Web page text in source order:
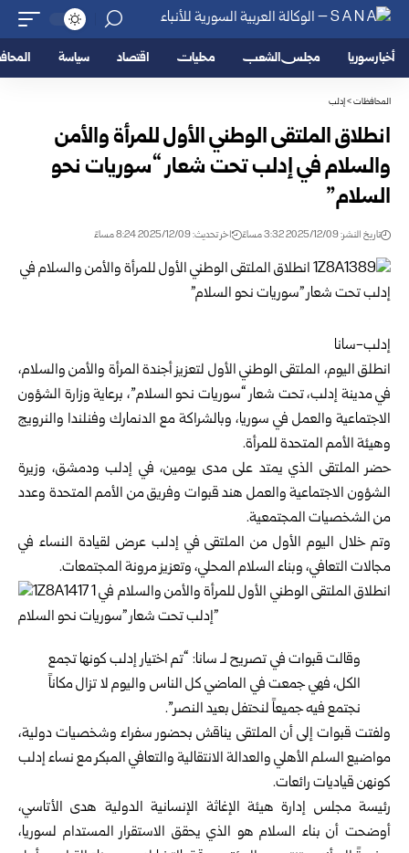
أخبار سوريا مجلس الشعب محليات اقتصاد سياسة
المحافظات>إدلب
انطلاق الملتقى الوطني الأول للمرأة والأمن
والسلام في إدلب تحت شعار “سوريات نحو
السلام”
تاريخ النشر: 2025/12/09 3:32 مساءً اخر تحديث: 2025/12/09 8:24 مساءً
إدلب-سانا
انطلق اليوم، الملتقى الوطني الأول لتعزيز أجندة المرأة والأمن والسلام،
في مدينة إدلب، تحت شعار “سوريات نحو السلام”، برعايةوزارة الشؤون
الاجتماعية والعمل في سوريا، وبالشراكة مع الدنمارك وفنلندا والنرويج
وهيئة الأمم المتحدة للمرأة.
حضر الملتقى الذي يمتد على مدى يومين، في إدلب ودمشق، وزيرة
الشؤون الاجتماعيةوالعمل هند قبوات وفريق من الأمم المتحدة وعدد
من الشخصيات المجتمعية.
وتم خلال اليوم الأول من الملتقى في إدلب عرض لقيادة النساء في
مجالات التعافي، وبناء السلام المحلي، وتعزيز مرونة المجتمعات.
وقالت قبوات في تصريح لـ سانا: “تم اختيار إدلب كونها تجمع
الكل، فهي جمعت في الماضي كل الناس واليوم لا تزال مكاناً
نجتمع فيه جميعاً لنحتفل بعيد النصر”.
ولفتت قبوات إلى أن الملتقى يناقش بحضور سفراء وشخصيات دولية،
مواضيع السلم الأهلي والعدالة الانتقالية والتعافي المبكر مع نساء إدلب
كونهن قياديات رائعات.
رئيسة مجلس إدارة هيئة الإغاثة الإنسانية الدولية هدى الأتاسي،
أوضحت أن بناء السلام هو الذي يحقق الاستقرار المستدام لسوريا،